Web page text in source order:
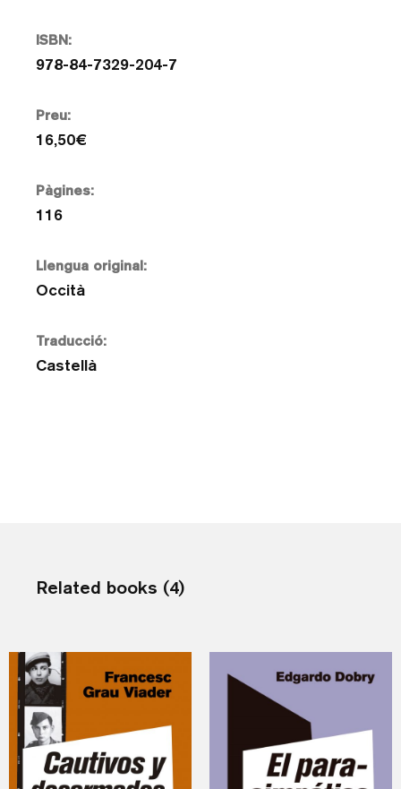
ISBN:
978-84-7329-204-7
Preu:
16,50€
Pàgines:
116
Llengua original:
Occità
Traducció:
Castellà
Related books (4)